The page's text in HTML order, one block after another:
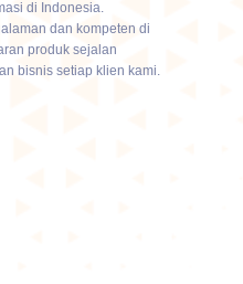
di Indonesia.
dan kompeten di
produk sejalan
bisnis setiap klien kami.